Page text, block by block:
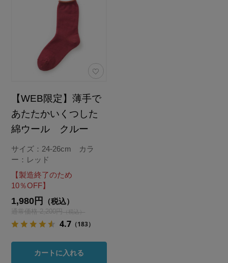
【WEB限定】薄手で
あたたかいくつした
綿ウール クルー
サイズ：24-26cm カラ
ー：レッド
【製造終了のため
10％OFF】
1,980円 （税込）
通常価格 2,200円（税込）
4.7 （183）
カートに入れる